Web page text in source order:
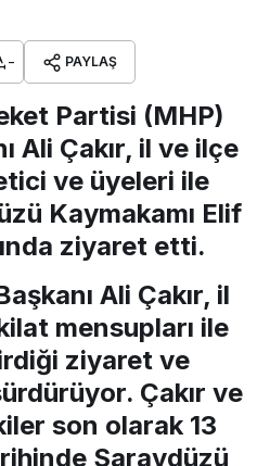
- PAYLAŞ
Partisi (MHP)
Ali Çakır, il ve ilçe
ve üyeleri ile
Kaymakamı Elif
ziyaret etti.
Ali Çakır, il
mensupları ile
ziyaret ve
Çakır ve
son olarak 13
Saraydüzü